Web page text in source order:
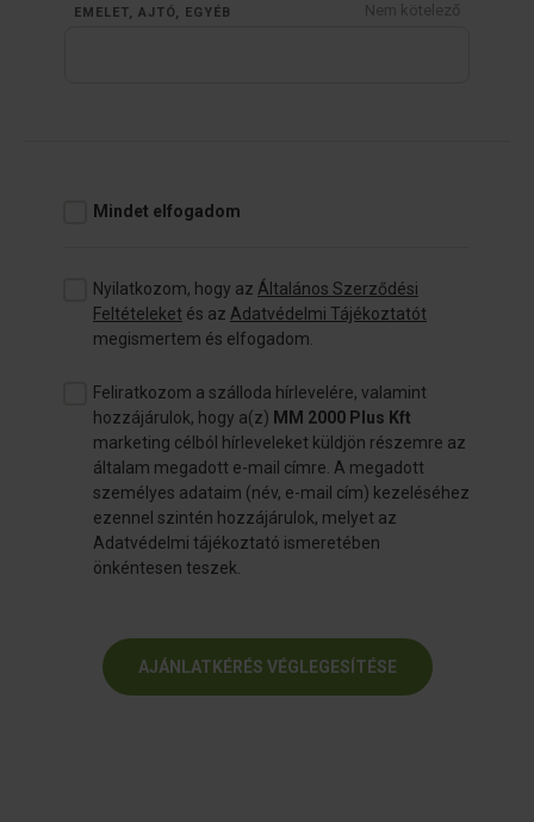
EMELET, AJTÓ, EGYÉB Nem kötelező
Mindet elfogadom
Nyilatkozom, hogy az Általános Szerződési
Feltételeket és az Adatvédelmi Tájékoztatót
megismertem és elfogadom.
Feliratkozom a szálloda hírlevelére, valamint
hozzájárulok, hogy a(z) MM 2000 Plus Kft
marketing célból hírleveleket küldjön részemre az
általam megadott e-mail címre. A megadott
személyes adataim (név, e-mail cím) kezeléséhez
ezennel szintén hozzájárulok, melyet az
Adatvédelmi tájékoztató ismeretében
önkéntesen teszek.
AJÁNLATKÉRÉS VÉGLEGESÍTÉSE